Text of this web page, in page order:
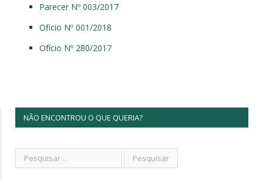
Parecer Nº 003/2017
Oficio Nº 001/2018
Ofício Nº 280/2017
NÃO ENCONTROU O QUE QUERIA?